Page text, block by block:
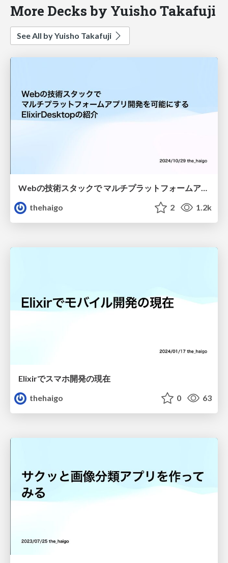
More Decks by Yuisho Takafuji
See All by Yuisho Takafuji
Webの技術スタックで マルチプラットフォームアプリ開発を可能にするElixirDesktopの紹介
thehaigo
2 1.2k
Elixirでスマホ開発の現在
thehaigo
0 63